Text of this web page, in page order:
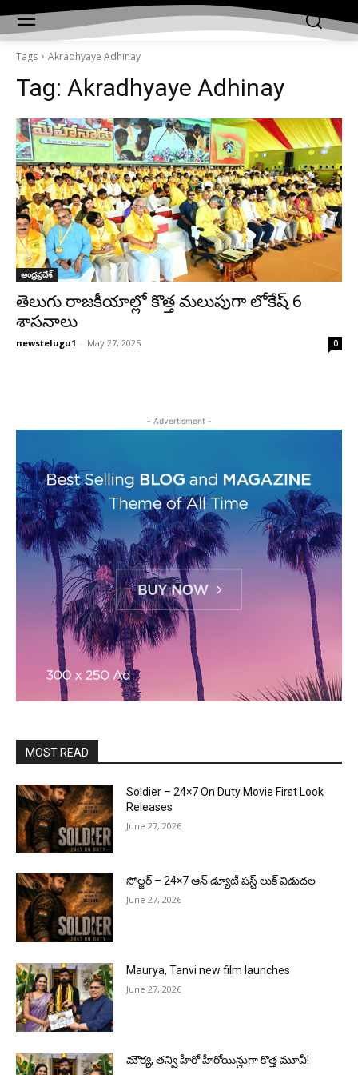
Tags Akradhyaye Adhinay
Tag: Akradhyaye Adhinay
ఆంధ్రప్రదేశ్‌
తెలుగు రాజకీయాల్లో కొత్త మలుపుగా లోకేష్ 6
శాసనాలు
newstelugu1 - May 27, 2025 0
- Advertisment -
MOST READ
Soldier – 24×7 On Duty Movie First Look
Releases
June 27, 2026
సోల్జర్ – 24×7 ఆన్ డ్యూటీ ఫస్ట్ లుక్ విడుదల
June 27, 2026
Maurya, Tanvi new film launches
June 27, 2026
మౌర్య‌, త‌న్వి హీరో హీరోయిన్లుగా కొత్త మూవీ!